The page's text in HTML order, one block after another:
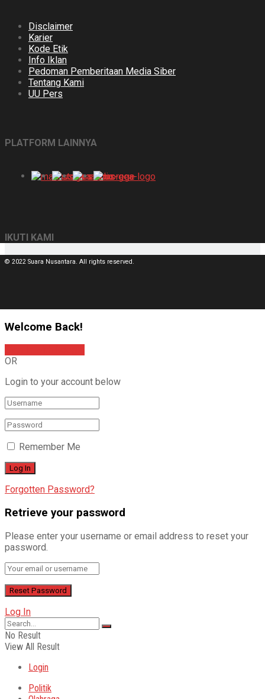
Disclaimer
Karier
Kode Etik
Info Iklan
Pedoman Pemberitaan Media Siber
Tentang Kami
UU Pers
PLATFORM LAINNYA
IKUTI KAMI
© 2022 Suara Nusantara. All rights reserved.
Welcome Back!
OR
Login to your account below
Remember Me
Forgotten Password?
Retrieve your password
Please enter your username or email address to reset your
password.
Log In
No Result
View All Result
Login
Politik